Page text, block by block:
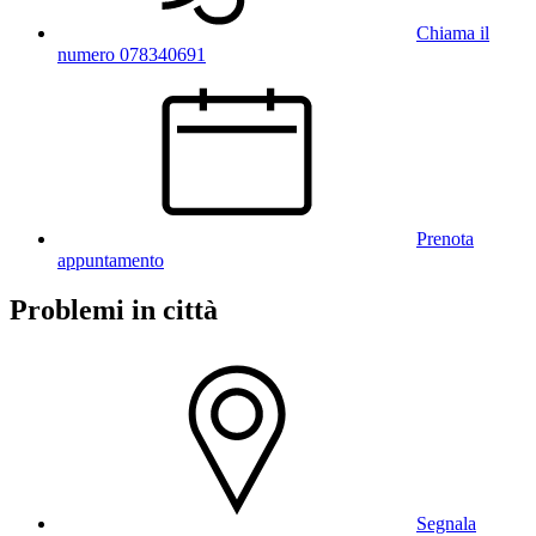
Chiama il
numero 078340691
Prenota
appuntamento
Problemi in città
Segnala